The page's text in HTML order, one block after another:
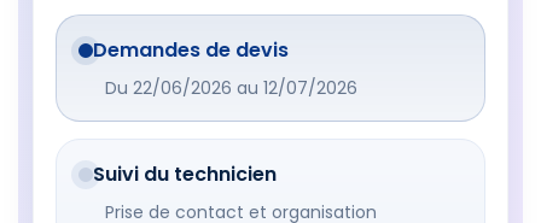
Demandes de devis
Du 22/06/2026 au 12/07/2026
Suivi du technicien
Prise de contact et organisation